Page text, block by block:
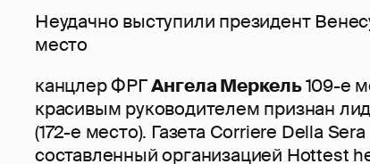
Неудачно выступили президент
место
канцлер ФРГАнгела Меркель109-е
красивым руководителем признан
(172-е место). Газета Corriere Della
составленный организацией Hottest